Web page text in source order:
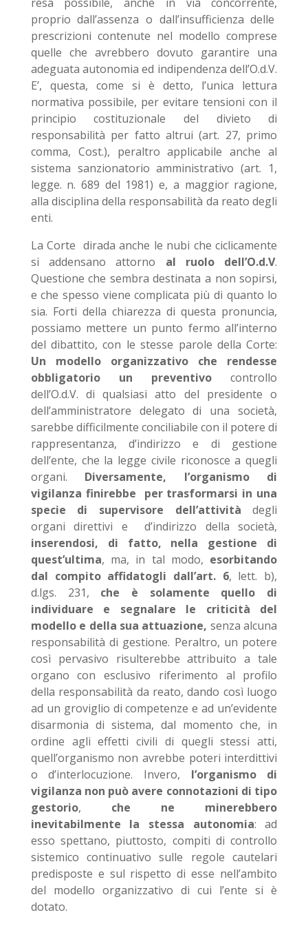
proprio dall’assenza o dall’insufficienza delle
prescrizioni contenute nel modello comprese
quelle che avrebbero dovuto garantire una
adeguata autonomia ed indipendenza dell’O.d.V.
E’, questa, come si è detto, l’unica lettura
normativa possibile, per evitare tensioni con il
principio costituzionale del divieto di
responsabilità per fatto altrui (art. 27, primo
comma, Cost.), peraltro applicabile anche al
sistema sanzionatorio amministrativo (art. 1,
legge. n. 689 del 1981) e, a maggior ragione,
alla disciplina della responsabilità da reato degli
enti.
La Corte dirada anche le nubi che ciclicamente
si addensano attorno al ruolo dell’O.d.V.
Questione che sembra destinata a non sopirsi,
e che spesso viene complicata più di quanto lo
sia. Forti della chiarezza di questa pronuncia,
possiamo mettere un punto fermo all’interno
del dibattito, con le stesse parole della Corte:
Un modello organizzativo che rendesse
obbligatorio un preventivo controllo
dell’O.d.V. di qualsiasi atto del presidente o
dell’amministratore delegato di una società,
sarebbe difficilmente conciliabile con il potere di
rappresentanza, d’indirizzo e di gestione
dell’ente, che la legge civile riconosce a quegli
organi. Diversamente, l’organismo di
vigilanza finirebbe per trasformarsi in una
specie di supervisore dell’attività degli
organi direttivi e d’indirizzo della società,
inserendosi, di fatto, nella gestione di
quest’ultima, ma, in tal modo, esorbitando
dal compito affidatogli dall’art. 6, lett. b),
d.lgs. 231, che è solamente quello di
individuare e segnalare le criticità del
modello e della sua attuazione, senza alcuna
responsabilità di gestione. Peraltro, un potere
così pervasivo risulterebbe attribuito a tale
organo con esclusivo riferimento al profilo
della responsabilità da reato, dando così luogo
ad un groviglio di competenze e ad un’evidente
disarmonia di sistema, dal momento che, in
ordine agli effetti civili di quegli stessi atti,
quell’organismo non avrebbe poteri interdittivi
o d’interlocuzione. Invero, l’organismo di
vigilanza non può avere connotazioni di tipo
gestorio, che ne minerebbero
inevitabilmente la stessa autonomia: ad
esso spettano, piuttosto, compiti di controllo
sistemico continuativo sulle regole cautelari
predisposte e sul rispetto di esse nell’ambito
del modello organizzativo di cui l’ente si è
dotato.